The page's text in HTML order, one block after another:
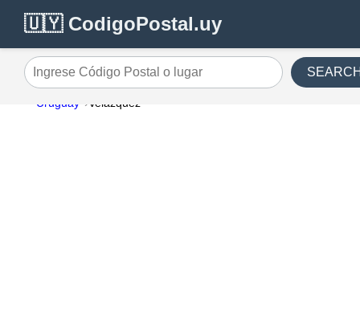
🇺🇾 CodigoPostal.uy
Ingrese Código Postal o lugar
Uruguay Velazquez